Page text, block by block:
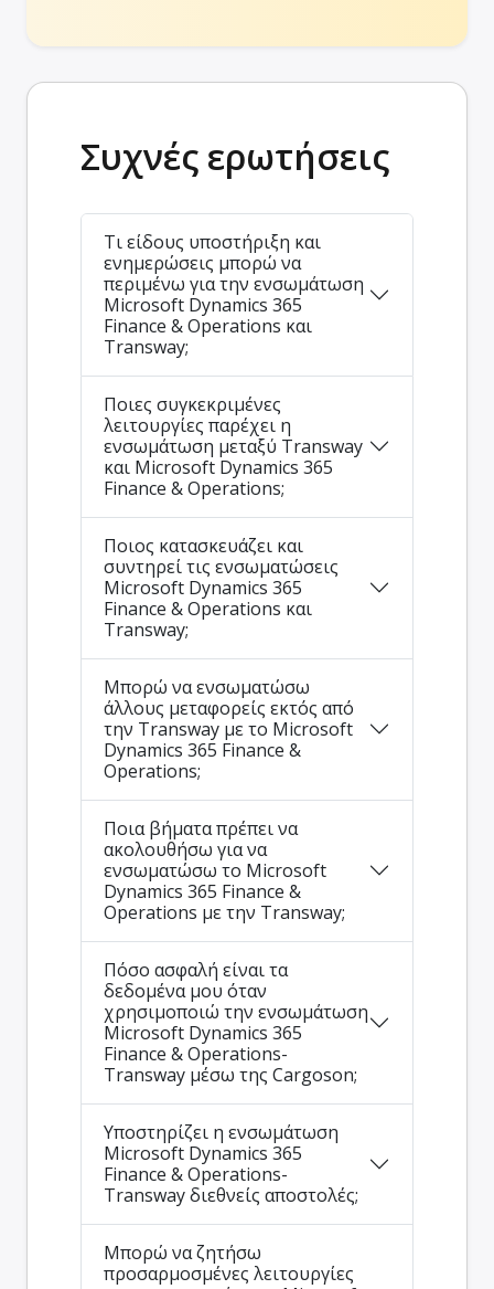
Συχνές ερωτήσεις
Τι είδους υποστήριξη και
ενημερώσεις μπορώ να
περιμένω για την ενσωμάτωση
Microsoft Dynamics 365
Finance & Operations και
Transway;
Ποιες συγκεκριμένες
λειτουργίες παρέχει η
ενσωμάτωση μεταξύ Transway
και Microsoft Dynamics 365
Finance & Operations;
Ποιος κατασκευάζει και
συντηρεί τις ενσωματώσεις
Microsoft Dynamics 365
Finance & Operations και
Transway;
Μπορώ να ενσωματώσω
άλλους μεταφορείς εκτός από
την Transway με το Microsoft
Dynamics 365 Finance &
Operations;
Ποια βήματα πρέπει να
ακολουθήσω για να
ενσωματώσω το Microsoft
Dynamics 365 Finance &
Operations με την Transway;
Πόσο ασφαλή είναι τα
δεδομένα μου όταν
χρησιμοποιώ την ενσωμάτωση
Microsoft Dynamics 365
Finance & Operations-
Transway μέσω της Cargoson;
Υποστηρίζει η ενσωμάτωση
Microsoft Dynamics 365
Finance & Operations-
Transway διεθνείς αποστολές;
Μπορώ να ζητήσω
προσαρμοσμένες λειτουργίες